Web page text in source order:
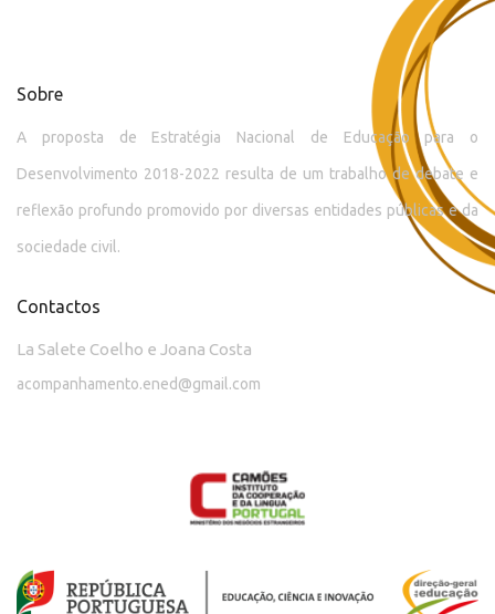
Sobre
A proposta de Estratégia Nacional de Educação para o
Desenvolvimento 2018-2022 resulta de um trabalho de debate e
reflexão profundo promovido por diversas entidades públicas e da
sociedade civil.
Contactos
La Salete Coelho e Joana Costa
acompanhamento.ened@gmail.com